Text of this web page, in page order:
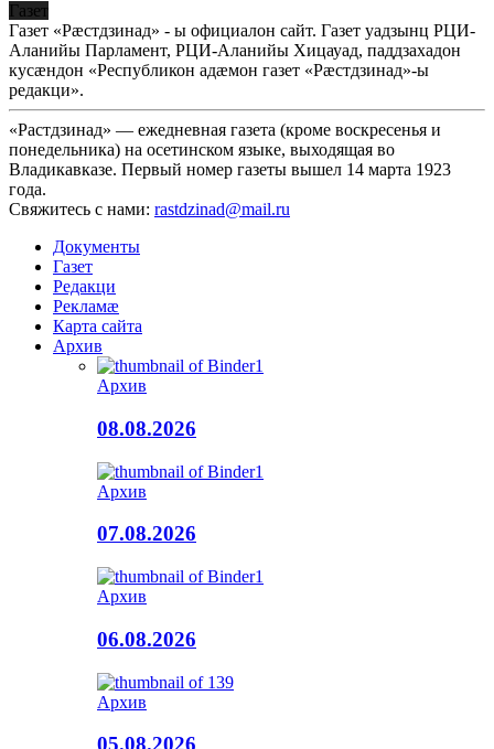
Газет
Газет «Рæстдзинад» - ы официалон сайт. Газет уадзынц РЦИ-
Аланийы Парламент, РЦИ-Аланийы Хицауад, паддзахадон
кусæндон «Республикон адæмон газет «Рæстдзинад»-ы
редакци».
«Растдзинад» — ежедневная газета (кроме воскресенья и
понедельника) на осетинском языке, выходящая во
Владикавказе. Первый номер газеты вышел 14 марта 1923
года.
Свяжитесь с нами: rastdzinad@mail.ru
Документы
Газет
Редакци
Рекламæ
Карта сайта
Архив
Архив
08.08.2026
Архив
07.08.2026
Архив
06.08.2026
Архив